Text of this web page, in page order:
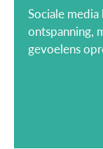
Sociale
ontspanning,
gevoelens